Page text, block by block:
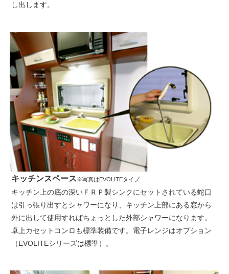
し出します。
キッチンスペース※写真はEVOLITEタイプ
キッチン上の底の深いＦＲＰ製シンクにセットされている蛇口
は引っ張り出すとシャワーになり、キッチン上部にある窓から
外に出して使用すればちょっとした外部シャワーになります。
卓上カセットコンロも標準装備です。電子レンジはオプション
（EVOLITEシリーズは標準）。